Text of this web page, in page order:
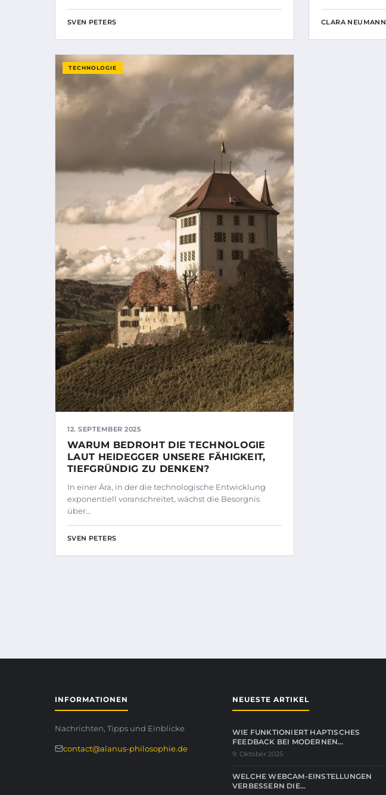
SVEN PETERS CLARA NEUMANN
TECHNOLOGIE
12. SEPTEMBER 2025
WARUM BEDROHT DIE TECHNOLOGIE
LAUT HEIDEGGER UNSERE FÄHIGKEIT,
TIEFGRÜNDIG ZU DENKEN?
In einer Ära, in der die technologische Entwicklung
exponentiell voranschreitet, wächst die Besorgnis
über…
SVEN PETERS
INFORMATIONEN
Nachrichten, Tipps und Einblicke
contact@alanus-philosophie.de
NEUESTE ARTIKEL
WIE FUNKTIONIERT HAPTISCHES
FEEDBACK BEI MODERNEN…
9. Oktober 2025
WELCHE WEBCAM-EINSTELLUNGEN
VERBESSERN DIE…